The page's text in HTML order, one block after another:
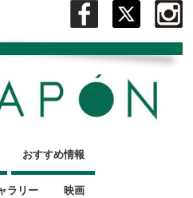
おすすめ情報
ラリー 映画